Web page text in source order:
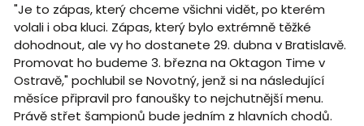
"Je to zápas, který chceme všichni vidět, po kterém
volali i oba kluci. Zápas, který bylo extrémně těžké
dohodnout, ale vy ho dostanete 29. dubna v Bratislavě.
Promovat ho budeme 3. března na Oktagon Time v
Ostravě," pochlubil se Novotný, jenž si na následující
měsíce připravil pro fanoušky to nejchutnější menu.
Právě střet šampionů bude jedním z hlavních chodů.